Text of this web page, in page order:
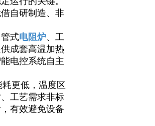
自研制造、非
式电阻炉、工
成套高温加热
电控系统自主
更低，温度区
工艺需求非标
有效避免设备